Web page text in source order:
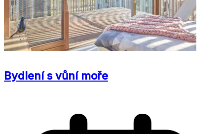
Bydlení s vůní moře